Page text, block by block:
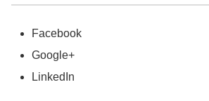
Facebook
Google+
LinkedIn